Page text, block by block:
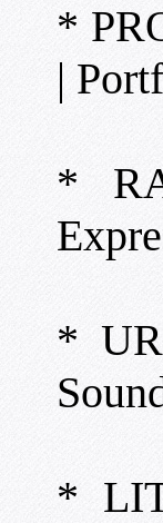
*
|
*
*
*